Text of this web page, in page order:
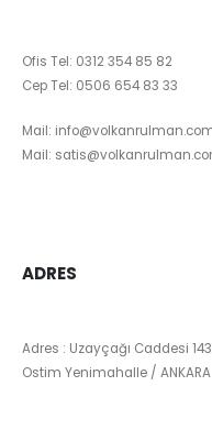
Ofis Tel: 0312 354 85 82
Cep Tel: 0506 654 83 33
Mail:
Mail:
ADRES
Adres : Uzayçağı Caddesi
Ostim Yenimahalle / ANKARA